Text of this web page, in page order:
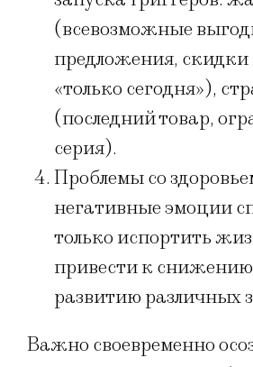
(всевозможные
предложения, скидки
«только сегодня»),
(последний товар,
серия).
Проблемы со
негативные эмоции
только испортить
привести к снижению
развитию различных
Важно своевременно